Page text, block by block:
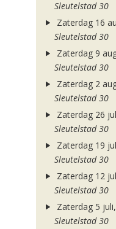
Sleutelstad 30
Zaterdag 16
Sleutelstad 30
Zaterdag 9
Sleutelstad 30
Zaterdag 2
Sleutelstad 30
Zaterdag 26
Sleutelstad 30
Zaterdag 19
Sleutelstad 30
Zaterdag 12
Sleutelstad 30
Zaterdag 5
Sleutelstad 30